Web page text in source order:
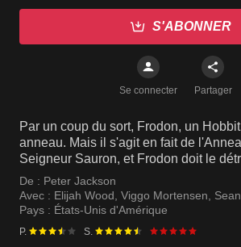
S'ABONNER
Se connecter Partager
Par un coup du sort, Frodon, un
anneau. Mais il s'agit en fait de
Seigneur Sauron, et Frodon doit le
De : Peter Jackson
Avec : Elijah Wood, Viggo Mortensen,
Pays : États-Unis d'Amérique
P. S.